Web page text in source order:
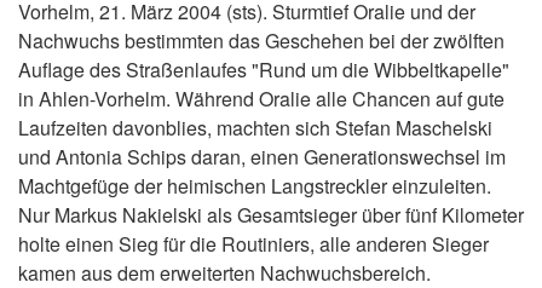
Vorhelm, 21. März 2004 (sts). Sturmtief Oralie und der
Nachwuchs bestimmten das Geschehen bei der zwölften
Auflage des Straßenlaufes "Rund um die Wibbeltkapelle"
in Ahlen-Vorhelm. Während Oralie alle Chancen auf gute
Laufzeiten davonblies, machten sich Stefan Maschelski
und Antonia Schips daran, einen Generationswechsel im
Machtgefüge der heimischen Langstreckler einzuleiten.
Nur Markus Nakielski als Gesamtsieger über fünf Kilometer
holte einen Sieg für die Routiniers, alle anderen Sieger
kamen aus dem erweiterten Nachwuchsbereich.